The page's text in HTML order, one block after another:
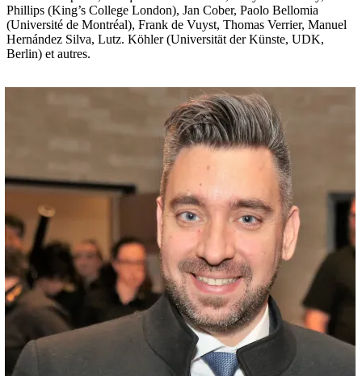
Phillips (King’s College London), Jan Cober, Paolo Bellomia
(Université de Montréal), Frank de Vuyst, Thomas Verrier, Manuel
Hernández Silva, Lutz. Köhler (Universität der Künste, UDK,
Berlin) et autres.